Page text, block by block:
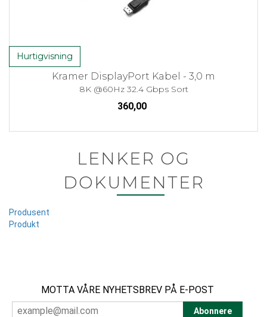
Hurtigvisning
Kramer DisplayPort Kabel - 3,0 m
8K @60Hz 32.4 Gbps Sort
360,00
LENKER OG
DOKUMENTER
Produsent
Produkt
MOTTA VÅRE NYHETSBREV PÅ E-POST